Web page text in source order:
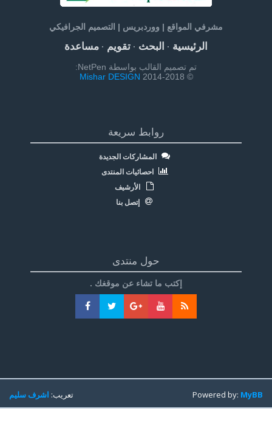
مشرفي المواقع | ووردبريس | التصميم الجرافيكي
الرئيسية· البحث· تقويم· مساعدة
تم تصميم القالب بواسطة NetPen:
© 2014-2018
Mishar DESIGN
روابط سريعة
المشاركات الجديدة
احصائيات المنتدى
الأرشيف
إتصل بنا
حول منتدى
إكتب ما تشاء عن موقغك .
تعريب:اشرف سليم Powered by:MyBB